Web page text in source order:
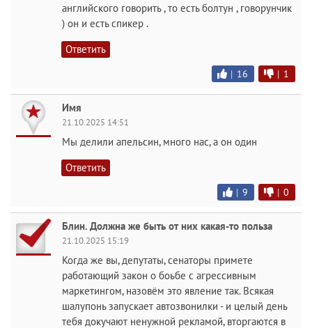
английского говорить , то есть болтун , говорунчик
) он и есть спикер .
Ответить
| 16 | 1
Имя
21.10.2025 14:51
Мы делили апельсин, много нас, а он один
Ответить
| 9 | 0
Блин. Должна же быть от них какая-то польза
21.10.2025 15:19
Когда же вы, депутаты, сенаторы примете
работающий закон о боьбе с агрессивным
маркетингом, назовём это явление так. Всякая
шалупонь запускает автозвонилки - и целый день
тебя докучают ненужной рекламой, вторгаются в